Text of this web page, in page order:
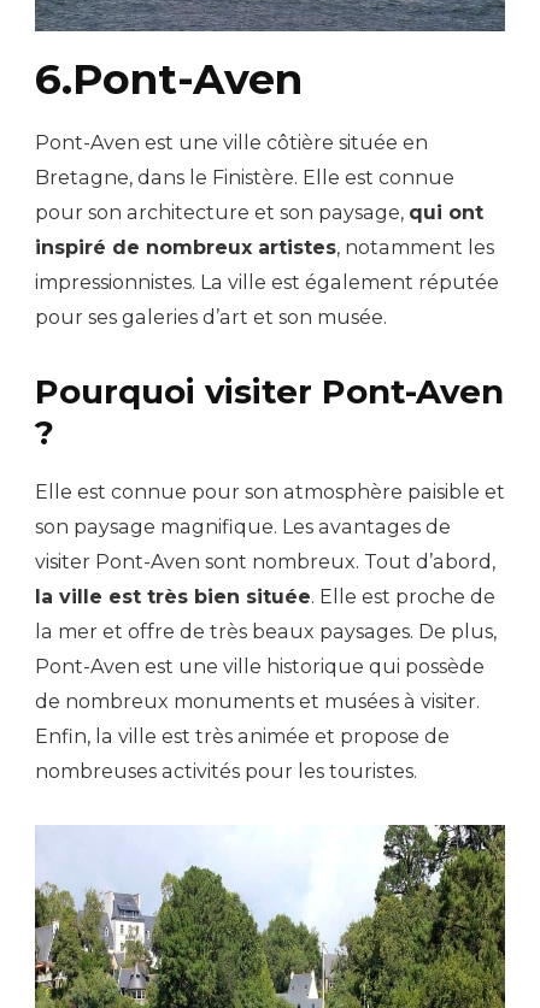
6.Pont-Aven
Pont-Aven est une ville côtière située en
Bretagne, dans le Finistère. Elle est connue
pour son architecture et son paysage, qui ont
inspiré de nombreux artistes, notamment les
impressionnistes. La ville est également réputée
pour ses galeries d’art et son musée.
Pourquoi visiter Pont-Aven
?
Elle est connue pour son atmosphère paisible et
son paysage magnifique. Les avantages de
visiter Pont-Aven sont nombreux. Tout d’abord,
la ville est très bien située. Elle est proche de
la mer et offre de très beaux paysages. De plus,
Pont-Aven est une ville historique qui possède
de nombreux monuments et musées à visiter.
Enfin, la ville est très animée et propose de
nombreuses activités pour les touristes.